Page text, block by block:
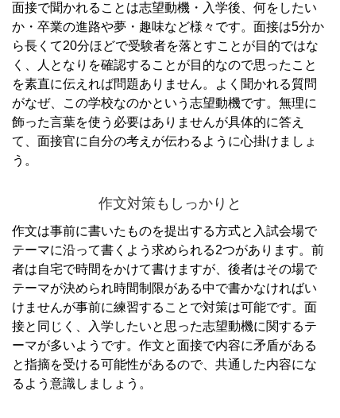
面接で聞かれることは志望動機・入学後、何をしたい
か・卒業の進路や夢・趣味など様々です。 面接は5分か
ら長くて20分ほどで受験者を落とすことが目的ではな
く、人となりを確認することが目的なので思ったこと
を素直に伝えれば問題ありません。
よく聞かれる質問
がなぜ、この学校なのかという志望動機です。 無理に
飾った言葉を使う必要はありませんが具体的に答え
て、面接官に自分の考えが伝わるように心掛けましょ
う。
作文対策もしっかりと
作文は事前に書いたものを提出する方式と入試会場で
テーマに沿って書くよう求められる2つがあります。 前
者は自宅で時間をかけて書けますが、後者はその場で
テーマが決められ時間制限がある中で書かなければい
けませんが事前に練習することで対策は可能です。 面
接と同じく、入学したいと思った志望動機に関するテ
ーマが多いようです。 作文と面接で内容に矛盾がある
と指摘を受ける可能性があるので、共通した内容にな
るよう意識しましょう。